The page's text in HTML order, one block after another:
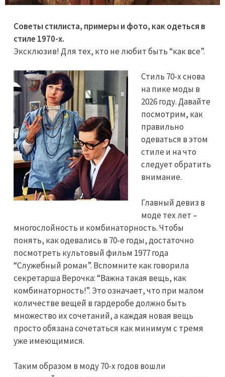
Советы стилиста, примеры и фото, как одеться в
стиле 1970-х.
Эксклюзив! Для тех, кто не любит быть “как все”.
Стиль 70-х снова
на пике моды в
2026 году. Давайте
посмотрим, как
правильно
одеваться в этом
стиле и на что
следует обратить
внимание.
Главный девиз в
моде тех лет –
многослойность и комбинаторность. Чтобы
понять, как одевались в 70-е годы, достаточно
посмотреть культовый фильм 1977 года
“Служебный роман”. Вспомните как говорила
секретарша Верочка: “Важна такая вещь, как
комбинаторность!”. Это означает, что при малом
количестве вещей в гардеробе должно быть
множество их сочетаний, а каждая новая вещь
просто обязана сочетаться как минимум с тремя
уже имеющимися.
Таким образом в моду 70-х годов вошли